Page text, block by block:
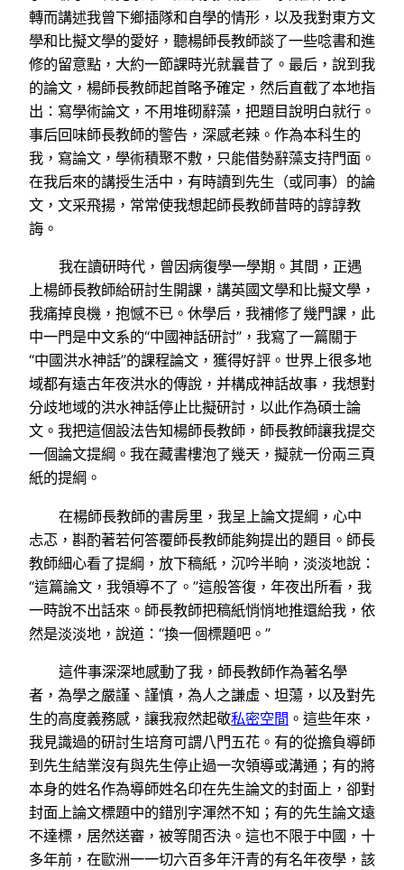
轉而講述我曾下鄉插隊和自學的情形，以及我對東方文
學和比擬文學的愛好，聽楊師長教師談了一些唸書和進
修的留意點，大約一節課時光就曩昔了。最后，說到我
的論文，楊師長教師起首略予確定，然后直截了本地指
出：寫學術論文，不用堆砌辭藻，把題目說明白就行。
事后回味師長教師的警告，深感老辣。作為本科生的
我，寫論文，學術積聚不敷，只能借勢辭藻支持門面。
在我后來的講授生活中，有時讀到先生（或同事）的論
文，文采飛揚，常常使我想起師長教師昔時的諄諄教
誨。
我在讀研時代，曾因病復學一學期。其間，正遇
上楊師長教師給研討生開課，講英國文學和比擬文學，
我痛掉良機，抱憾不已。休學后，我補修了幾門課，此
中一門是中文系的“中國神話研討”，我寫了一篇關于
“中國洪水神話”的課程論文，獲得好評。世界上很多地
域都有遠古年夜洪水的傳說，并構成神話故事，我想對
分歧地域的洪水神話停止比擬研討，以此作為碩士論
文。我把這個設法告知楊師長教師，師長教師讓我提交
一個論文提綱。我在藏書樓泡了幾天，擬就一份兩三頁
紙的提綱。
在楊師長教師的書房里，我呈上論文提綱，心中
忐忑，斟酌著若何答覆師長教師能夠提出的題目。師長
教師細心看了提綱，放下稿紙，沉吟半晌，淡淡地說：
“這篇論文，我領導不了。”這般答復，年夜出所看，我
一時說不出話來。師長教師把稿紙悄悄地推還給我，依
然是淡淡地，說道：“換一個標題吧。”
這件事深深地感動了我，師長教師作為著名學
者，為學之嚴謹、謹慎，為人之謙虛、坦蕩，以及對先
生的高度義務感，讓我寂然起敬私密空間 。這些年來，
我見識過的研討生培育可謂八門五花。有的從擔負導師
到先生結業沒有與先生停止過一次領導或溝通；有的將
本身的姓名作為導師姓名印在先生論文的封面上，卻對
封面上論文標題中的錯別字渾然不知；有的先生論文遠
不達標，居然送審，被等閒否決。這也不限于中國，十
多年前，在歐洲一一切六百多年汗青的有名年夜學，該